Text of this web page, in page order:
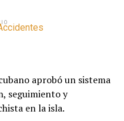
aprobó un sistema
seguimiento y
en la isla.